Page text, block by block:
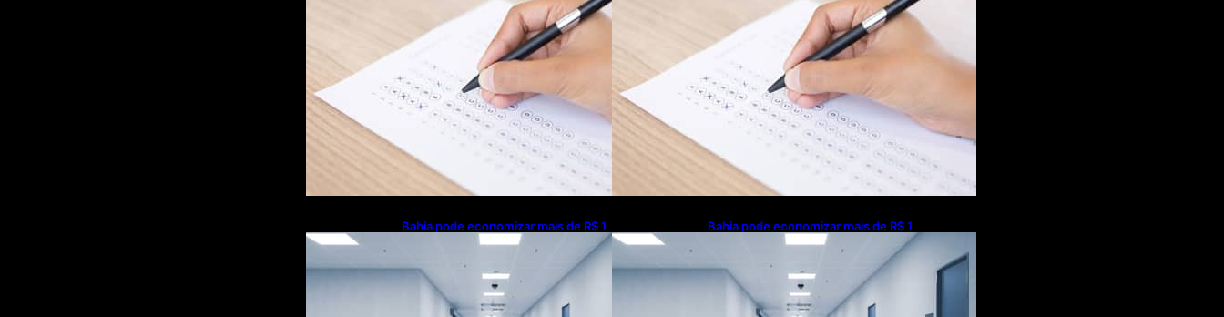
Bahia pode economizar mais de R$ 1
bilhão na saúde com universalização
do saneamento, aponta estudo
Bahia pode economizar mais de R$ 1
bilhão na saúde com universalização
do saneamento, aponta estudo